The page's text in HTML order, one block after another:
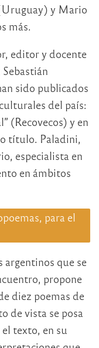
y Mario
más.
editor y docente
sido publicados
del país:
(Recovecos) y en
título. Paladini,
especialista en
en ámbitos
para el
argentinos que se
propone
diez poemas de
de vista se posa
texto, en su